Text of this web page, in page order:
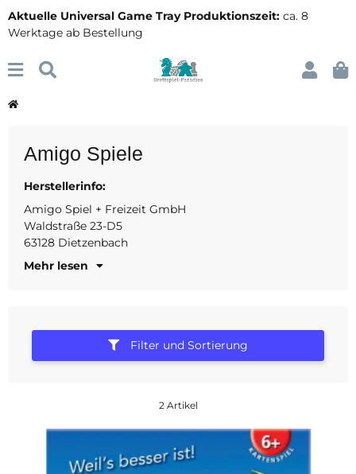
Aktuelle Universal Game Tray Produktionszeit: ca. 8
Werktage ab Bestellung
Amigo Spiele
Herstellerinfo:
Amigo Spiel + Freizeit GmbH
Waldstraße 23-D5
63128 Dietzenbach
Mehr lesen
Filter und Sortierung
2 Artikel